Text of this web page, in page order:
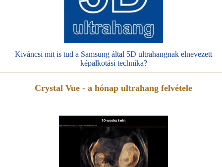
Kiváncsi mit is tud a Samsung által 5D ultrahangnak elnevezett
képalkotási technika?
Crystal Vue - a hónap ultrahang felvétele